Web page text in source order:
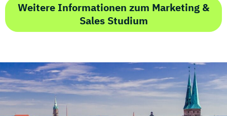
Weitere Informationen zum Marketing &
Sales Studium